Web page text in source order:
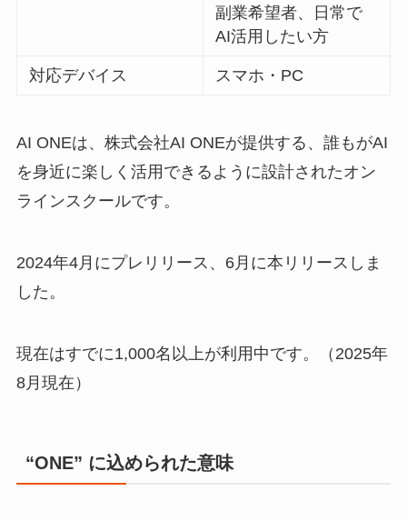
副業希望者、日常で
AI活用したい方
対応デバイス スマホ・PC
AI ONEは、株式会社AI ONEが提供する、誰もがAI
を身近に楽しく活用できるように設計されたオン
ラインスクールです。
2024年4月にプレリリース、6月に本リリースしま
した。
現在はすでに1,000名以上が利用中です。（2025年
8月現在）
“ONE” に込められた意味